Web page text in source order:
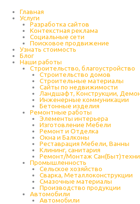
Главная
Услуги
Разработка сайтов
Контекстная реклама
Социальные сети
Поисковое продвижение
Узнать стоимость
Блог
Наши работы
Строительство, благоустройство
Строительство домов
Строительные материалы
Сайты по недвижимости
Ландшафт, Конструкции,
Инженерные коммуникации
Бетонные изделия
Ремонтные работы
Элементы интерьера
Изготовление Мебели
Ремонт и Отделка
Окна и Балконы
Реставрация Мебели, Ванны
Клининг, санитария
Ремонт/Монтаж
Промышленность
Cельское хозяйство
Сварка, Металлоконструкции
Cмазочные материалы
Производство продукции
Автомобили
Автомобили